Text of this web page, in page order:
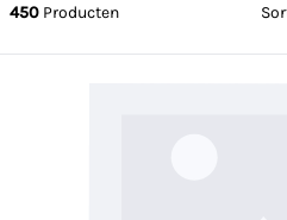
450 Producten